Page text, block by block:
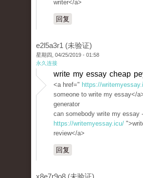
writer</a>
回复
e2l5a3r1 (未验证)
星期四, 04/25/2019 - 01:58
永久连接
write my essay cheap
<a href=" https://
someone to write my essay</
generator
can somebody write my essay
https://writemyessay.icu/
review</a>
回复